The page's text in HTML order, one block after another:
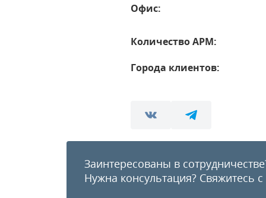
Офис:
Количество АРМ:
Города клиентов:
Заинтересованы в
Нужна консультация? Свяжитесь